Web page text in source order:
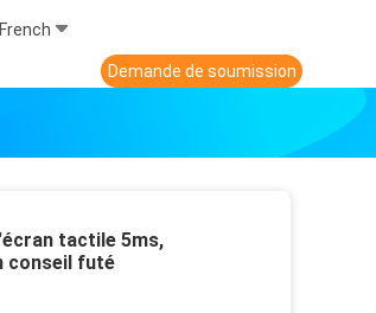
French
Demande de soumission
tactile 5ms,
conseil futé